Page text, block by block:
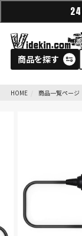
24
商品を探す
HOME 商品一覧ページ